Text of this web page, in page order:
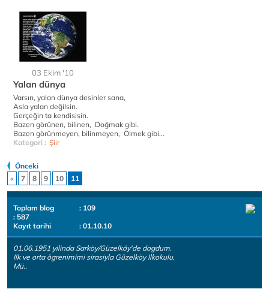
03 Ekim '10
Yalan dünya
Varsın, yalan dünya desinler sana,
Asla yalan değilsin.
Gerçeğin ta kendisisin.
Bazen görünen, bilinen, Doğmak gibi.
Bazen görünmeyen, bilinmeyen, Ölmek gibi...
Kategori : Şiir
Önceki
«
7 8 9 10 11
Toplam blog
: 109
: 587
Kayıt tarihi
: 01.10.10
01.06.1951 yilinda Sarköy/Güzelköy'de dogdum.
Ilk ve orta ögrenimimi sirasiyla Güzelköy Ilkokulu,
Mü..